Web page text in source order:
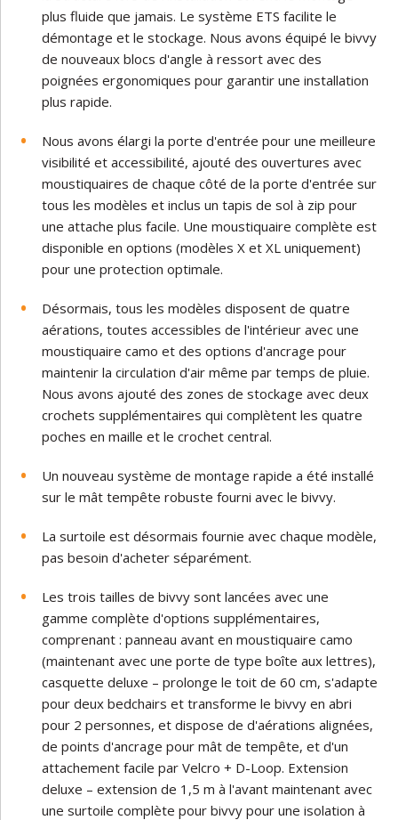
plus fluide que jamais. Le système ETS facilite le
démontage et le stockage. Nous avons équipé le bivvy
de nouveaux blocs d'angle à ressort avec des
poignées ergonomiques pour garantir une installation
plus rapide.
Nous avons élargi la porte d'entrée pour une meilleure
visibilité et accessibilité, ajouté des ouvertures avec
moustiquaires de chaque côté de la porte d'entrée sur
tous les modèles et inclus un tapis de sol à zip pour
une attache plus facile. Une moustiquaire complète est
disponible en options (modèles X et XL uniquement)
pour une protection optimale.
Désormais, tous les modèles disposent de quatre
aérations, toutes accessibles de l'intérieur avec une
moustiquaire camo et des options d'ancrage pour
maintenir la circulation d'air même par temps de pluie.
Nous avons ajouté des zones de stockage avec deux
crochets supplémentaires qui complètent les quatre
poches en maille et le crochet central.
Un nouveau système de montage rapide a été installé
sur le mât tempête robuste fourni avec le bivvy.
La surtoile est désormais fournie avec chaque modèle,
pas besoin d'acheter séparément.
Les trois tailles de bivvy sont lancées avec une
gamme complète d'options supplémentaires,
comprenant : panneau avant en moustiquaire camo
(maintenant avec une porte de type boîte aux lettres),
casquette deluxe – prolonge le toit de 60 cm, s'adapte
pour deux bedchairs et transforme le bivvy en abri
pour 2 personnes, et dispose de d'aérations alignées,
de points d'ancrage pour mât de tempête, et d'un
attachement facile par Velcro + D-Loop. Extension
deluxe – extension de 1,5 m à l'avant maintenant avec
une surtoile complète pour bivvy pour une isolation à